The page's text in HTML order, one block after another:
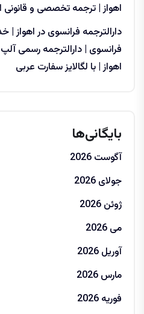
اهواز | ترجمه تخصصی و قانونی
دارالترجمه فرانسوی در اهواز
فرانسوی | دارالترجمه رسمی آلپ
اهواز | با لگالایز سفارت عربی
بایگانی‌ها
آگوست 2026
جولای 2026
ژوئن 2026
می 2026
آوریل 2026
مارس 2026
فوریه 2026